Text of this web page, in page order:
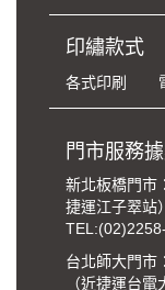
印繡款式
各式印刷
門市服務
新北板橋門市
捷運江子翠站）
TEL:
台北師大門市
（近捷運台電